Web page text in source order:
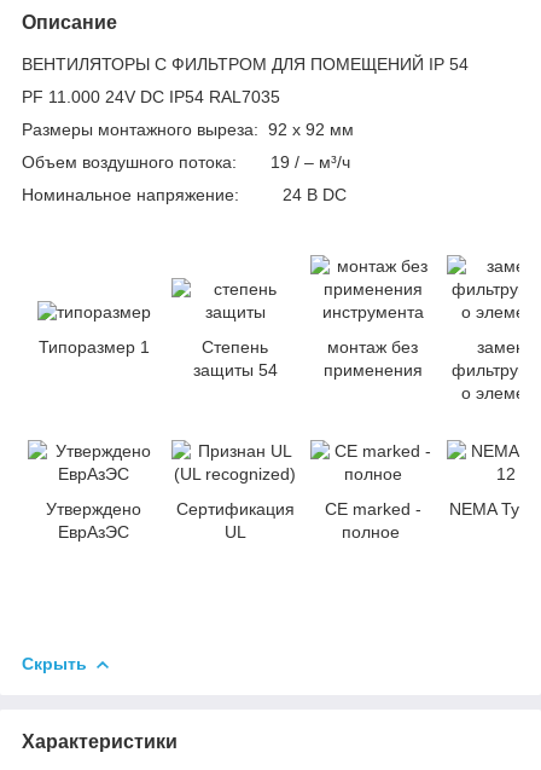
Описание
ВЕНТИЛЯТОРЫ С ФИЛЬТРОМ ДЛЯ ПОМЕЩЕНИЙ IP 54
PF 11.000 24V DC IP54 RAL7035
Размеры монтажного выреза: 92 x 92 мм
Объем воздушного потока: 19 / – м³/ч
Номинальное напряжение: 24 B DC
Типоразмер 1
Степень
защиты 54
монтаж без
применения
замена
о
Утверждено
ЕврАзЭС
Сертификация
UL
CE marked -
полное
NEMA
Скрыть
Характеристики